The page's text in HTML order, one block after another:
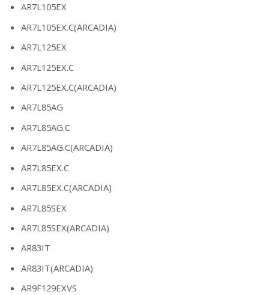
AR7L105EX
AR7L105EX.C(ARCADIA)
AR7L125EX
AR7L125EX.C
AR7L125EX.C(ARCADIA)
AR7L85AG
AR7L85AG.C
AR7L85AG.C(ARCADIA)
AR7L85EX.C
AR7L85EX.C(ARCADIA)
AR7L85SEX
AR7L85SEX(ARCADIA)
AR83IT
AR83IT(ARCADIA)
AR9F129EXVS